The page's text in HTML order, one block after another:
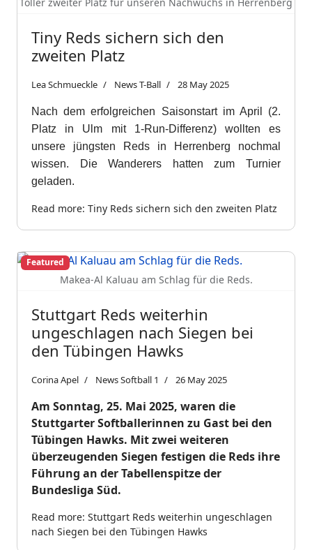
Tiny Reds sichern sich den
zweiten Platz
Lea Schmueckle News T-Ball 28 May 2025
Nach dem erfolgreichen Saisonstart im April (2.
Platz in Ulm mit 1-Run-Differenz) wollten es
unsere jüngsten Reds in Herrenberg nochmal
wissen. Die Wanderers hatten zum Turnier
geladen.
Read more: Tiny Reds sichern sich den zweiten Platz
Makea-Al Kaluau am Schlag für die Reds.
Featured
Stuttgart Reds weiterhin
ungeschlagen nach Siegen bei
den Tübingen Hawks
Corina Apel News Softball 1 26 May 2025
Am Sonntag, 25. Mai 2025, waren die
Stuttgarter Softballerinnen zu Gast bei den
Tübingen Hawks. Mit zwei weiteren
überzeugenden Siegen festigen die Reds ihre
Führung an der Tabellenspitze der
Bundesliga Süd.
Read more: Stuttgart Reds weiterhin ungeschlagen
nach Siegen bei den Tübingen Hawks